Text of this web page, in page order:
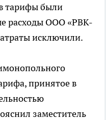
тарифы были
расходы ООО «РВК-
исключили.
принятое в
заместитель